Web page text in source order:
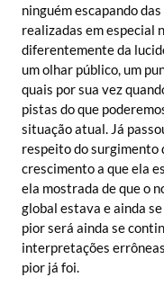
ninguém escapando
realizadas em especial
diferentemente da
um olhar público, um
quais por sua vez
pistas do que
situação atual. Já
respeito do surgimento
crescimento a que ela
ela mostrada de que o
global estava e ainda
pior será ainda se
interpretações
pior já foi.